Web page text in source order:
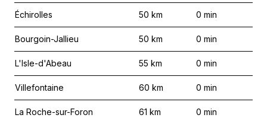
Échirolles 50 km 0 min
Bourgoin-Jallieu 50 km 0 min
L'Isle-d'Abeau 55 km 0 min
Villefontaine 60 km 0 min
La Roche-sur-Foron 61 km 0 min